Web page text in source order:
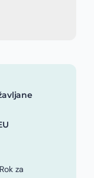
za